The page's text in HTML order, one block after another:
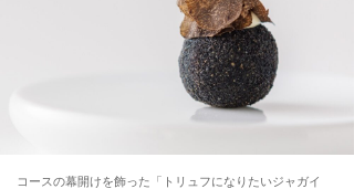
コースの幕開けを飾った「トリュフになりたいジャガイ